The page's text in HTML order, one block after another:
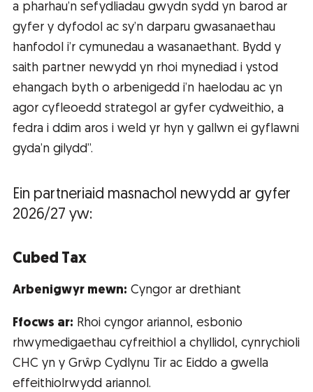
a pharhau’n sefydliadau gwydn sydd yn barod ar
gyfer y dyfodol ac sy’n darparu gwasanaethau
hanfodol i’r cymunedau a wasanaethant. Bydd y
saith partner newydd yn rhoi mynediad i ystod
ehangach byth o arbenigedd i’n haelodau ac yn
agor cyfleoedd strategol ar gyfer cydweithio, a
fedra i ddim aros i weld yr hyn y gallwn ei gyflawni
gyda’n gilydd”.
Ein partneriaid masnachol newydd ar gyfer
2026/27 yw:
Cubed Tax
Arbenigwyr mewn: Cyngor ar drethiant
Ffocws ar: Rhoi cyngor ariannol, esbonio
rhwymedigaethau cyfreithiol a chyllidol, cynrychioli
CHC yn y Grŵp Cydlynu Tir ac Eiddo a gwella
effeithiolrwydd ariannol.